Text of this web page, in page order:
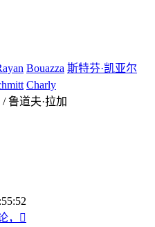
Bouazza 斯特芬·凯亚尔
Charly
鲁道夫·拉加
，
